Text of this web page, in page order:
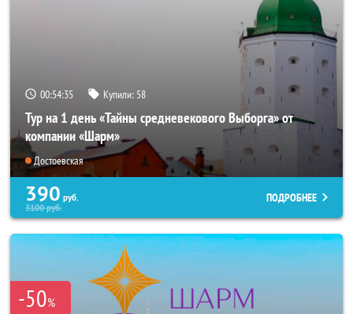
00:54:33 Купили: 58
Тур на 1 день «Тайны средневекового Выборга» от
компании «Шарм»
Достоевская
390 руб.
3100руб.
ПОДРОБНЕЕ
-50%